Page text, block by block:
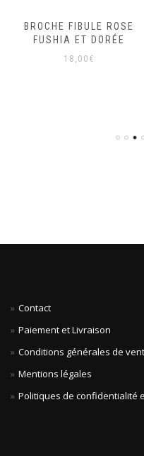
BROCHE FIBULE ROSE
FUSHIA ET DORÉE
18,00 €
Contact
Paiement et Livraison
Conditions générales de
Mentions légales
Politiques de confidentialité